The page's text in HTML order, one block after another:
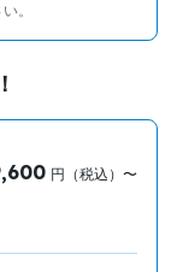
。
円（税込）〜